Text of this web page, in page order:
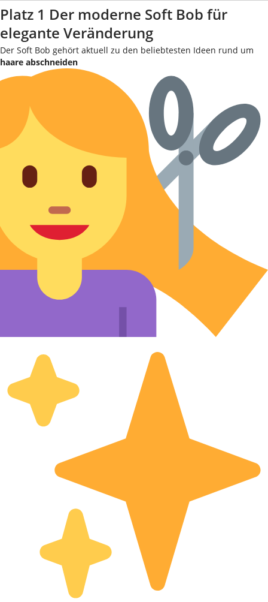
Platz 1 Der moderne Soft Bob für
elegante Veränderung
Der Soft Bob gehört aktuell zu den beliebtesten Ideen rund um
haare abschneiden